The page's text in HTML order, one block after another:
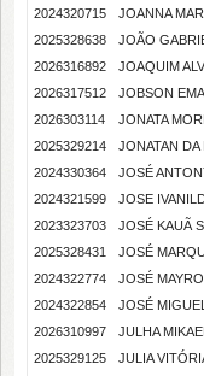
2024320715
JOANNA
2025328638
JOÃO
2026316892
JOAQUIM
2026317512
JOBSON
2026303114
JONATA
2025329214
JONATAN
2024330364
JOSÉ
2024321599
JOSE
2023323703
JOSÉ KAUÃ
2025328431
JOSÉ
2024322774
JOSÉ
2024322854
JOSÉ
2026310997
JULHA
2025329125
JULIA